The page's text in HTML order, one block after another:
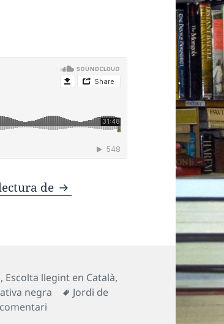
de Segrest exprés
, Escolta llegint en Català,
negra Etiquetes
Jordi de